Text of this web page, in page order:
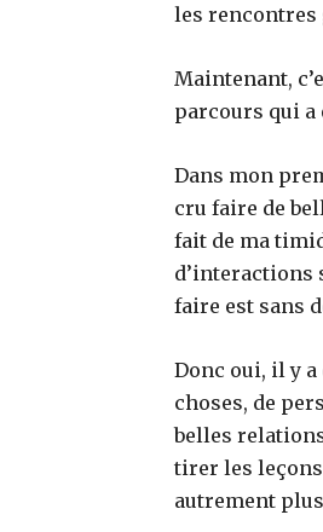
les rencontres
Maintenant,
parcours qui
Dans mon
cru faire de
fait de ma
d’interactions
faire est sans
Donc oui, il y a
choses, de
belles
tirer les
autrement